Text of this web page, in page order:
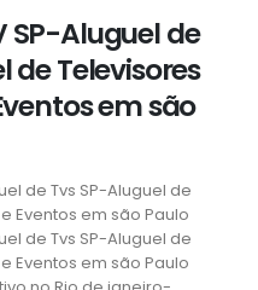
SP-Aluguel de
de Televisores
em são
de Tvs SP-Aluguel de
Eventos em são Paulo
de Tvs SP-Aluguel de
Eventos em são Paulo